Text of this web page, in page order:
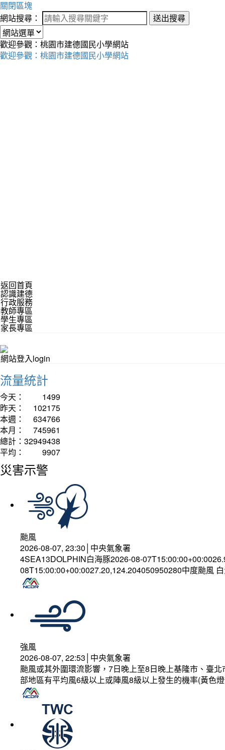
關閉區塊
網站搜尋：
送出搜尋
歡迎參觀：桃園市建德國民小學網站
歡迎參觀：桃園市建德國民小學網站
返回首頁
認識建德
行政服務
教師專區
學生專區
家長專區
網站登入login
流量統計
今天：
1499
昨天：
102175
本週：
634766
本月：
745961
總計： 32949438
平均：
9907
災害示警
颱風
2026-08-07, 23:30│中央氣象署
4SEA13DOLPHIN白海豚2026-08-
08T15:00:00+00:0027.20,124.204050950280中度颱風
強風
2026-08-07, 22:53│中央氣象署
颱風或其外圍環流影響，7日晚上至8日晚上基隆市、臺
部地區有平均風6級以上或陣風8級以上發生的機率(黃色